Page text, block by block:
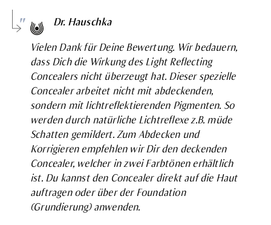
Dr. Hauschka
Vielen Dank für Deine Bewertung. Wir bedauern,
dass Dich die Wirkung des Light Reflecting
Concealers nicht überzeugt hat. Dieser spezielle
Concealer arbeitet nicht mit abdeckenden,
sondern mit lichtreflektierenden Pigmenten. So
werden durch natürliche Lichtreflexe z.B. müde
Schatten gemildert. Zum Abdecken und
Korrigieren empfehlen wir Dir den deckenden
Concealer, welcher in zwei Farbtönen erhältlich
ist. Du kannst den Concealer direkt auf die Haut
auftragen oder über der Foundation
(Grundierung) anwenden.